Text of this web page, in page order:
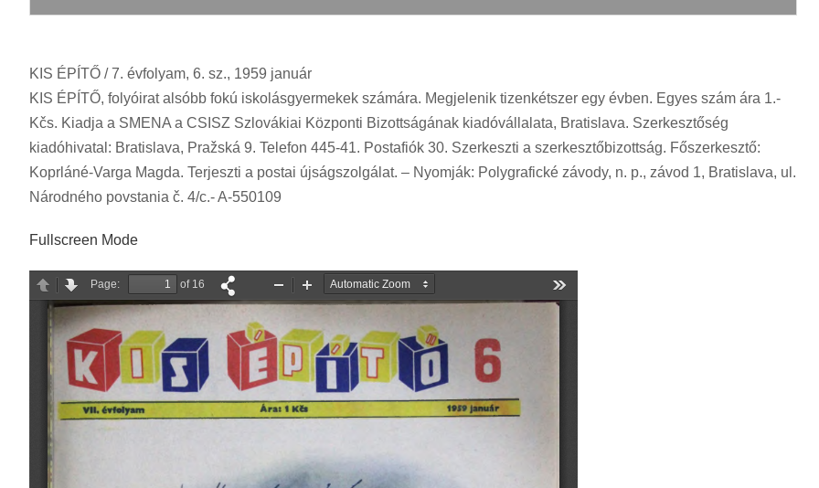
KIS ÉPÍTŐ / 7. évfolyam, 6. sz., 1959 január
KIS ÉPÍTŐ, folyóirat alsóbb fokú iskolásgyermekek számára. Megjelenik tizenkétszer egy évben. Egyes szám ára 1.-
Kčs. Kiadja a SMENA a CSISZ Szlovákiai Központi Bizottságának kiadóvállalata, Bratislava. Szerkesztőség
kiadóhivatal: Bratislava, Pražská 9. Telefon 445-41. Postafiók 30. Szerkeszti a szerkesztőbizottság. Főszerkesztő:
Koprláné-Varga Magda. Terjeszti a postai újságszolgálat. – Nyomják: Polygrafické závody, n. p., závod 1, Bratislava, ul.
Národného povstania č. 4/c.- A-550109
Fullscreen Mode